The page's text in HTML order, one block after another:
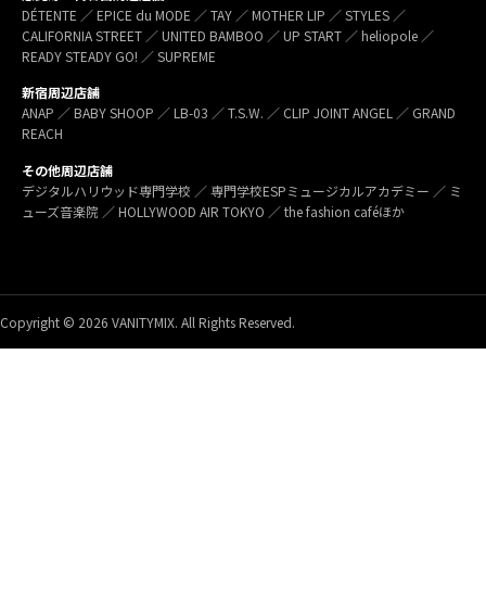
DÉTENTE ／ EPICE du MODE ／ TAY ／ MOTHER LIP ／ STYLES ／
CALIFORNIA STREET ／ UNITED BAMBOO ／ UP START ／ heliopole ／
READY STEADY GO! ／ SUPREME
新宿周辺店舗
ANAP ／ BABY SHOOP ／ LB-03 ／ T.S.W. ／ CLIP JOINT ANGEL ／ GRAND
REACH
その他周辺店舗
デジタルハリウッド専門学校 ／ 専門学校ESPミュージカルアカデミー ／ ミ
ューズ音楽院 ／ HOLLYWOOD AIR TOKYO ／ the fashion caféほか
Copyright © 2026 VANITYMIX. All Rights Reserved.